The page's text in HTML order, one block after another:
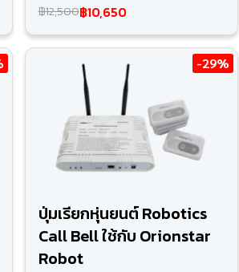
฿12,500฿10,650
-29%
ปุ่มเรียกหุ่นยนต์ Robotics
Call Bell ใช้กับ Orionstar
Robot